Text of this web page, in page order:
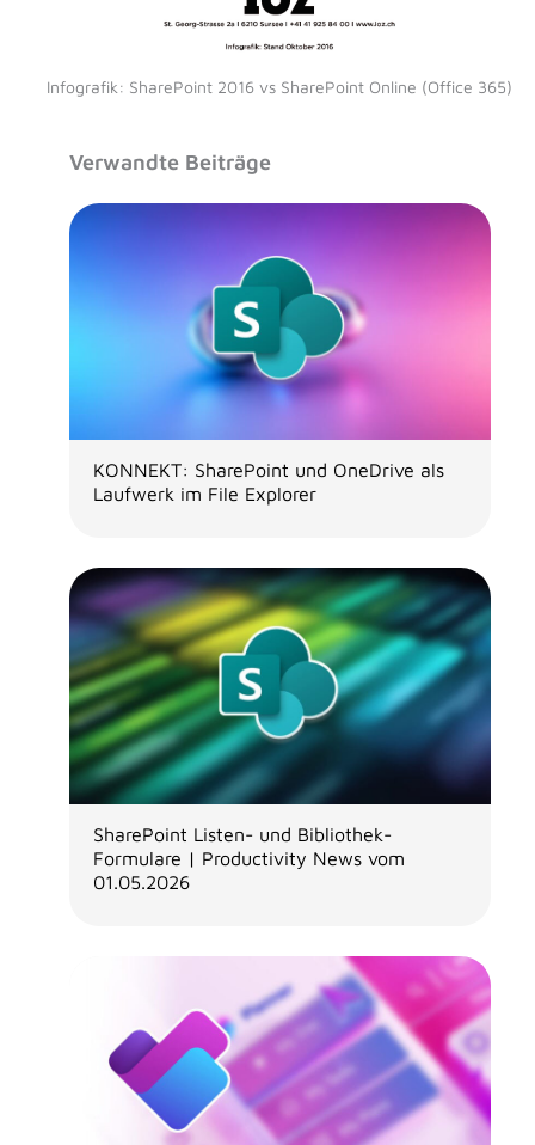
Infografik: SharePoint 2016 vs SharePoint Online (Office 365)
Verwandte Beiträge
KONNEKT: SharePoint und OneDrive als
Laufwerk im File Explorer
SharePoint Listen- und Bibliothek-
Formulare | Productivity News vom
01.05.2026